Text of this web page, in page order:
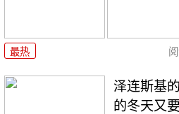
最热
泽连斯基
的冬天又